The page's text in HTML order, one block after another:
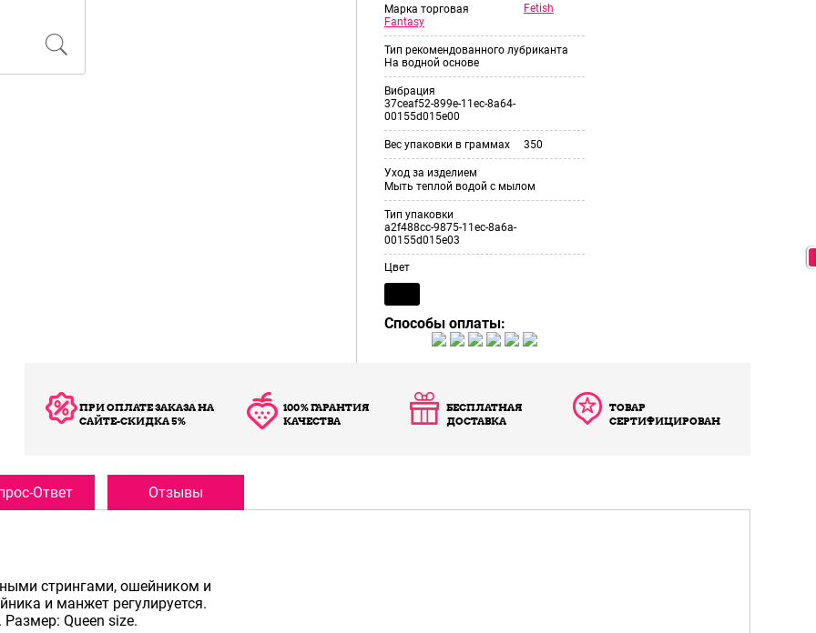
Марка торговая
Fetish
Fantasy
Тип рекомендованного лубриканта
На водной основе
Вибрация
37ceaf52-899e-11ec-8a64-
00155d015e00
Вес упаковки в граммах 350
Уход за изделием
Мыть теплой водой с мылом
Тип упаковки
a2f488cc-9875-11ec-8a6a-
00155d015e03
Цвет
Способы оплаты:
ПРИ ОПЛАТЕ ЗАКАЗА НА
САЙТЕ-СКИДКА 5%
100% ГАРАНТИЯ
КАЧЕСТВА
БЕСПЛАТНАЯ
ДОСТАВКА
ТОВАР
СЕРТИФИЦИРОВАН
Ответ Отзывы
стрингами, ошейником и
и манжет регулируется.
Queen size.